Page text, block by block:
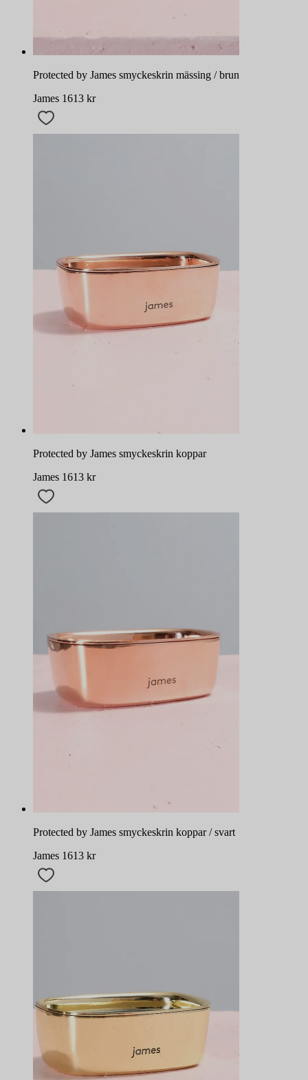
Protected by James smyckeskrin mässing / brun
James 1613 kr
Protected by James smyckeskrin koppar
James 1613 kr
Protected by James smyckeskrin koppar / svart
James 1613 kr